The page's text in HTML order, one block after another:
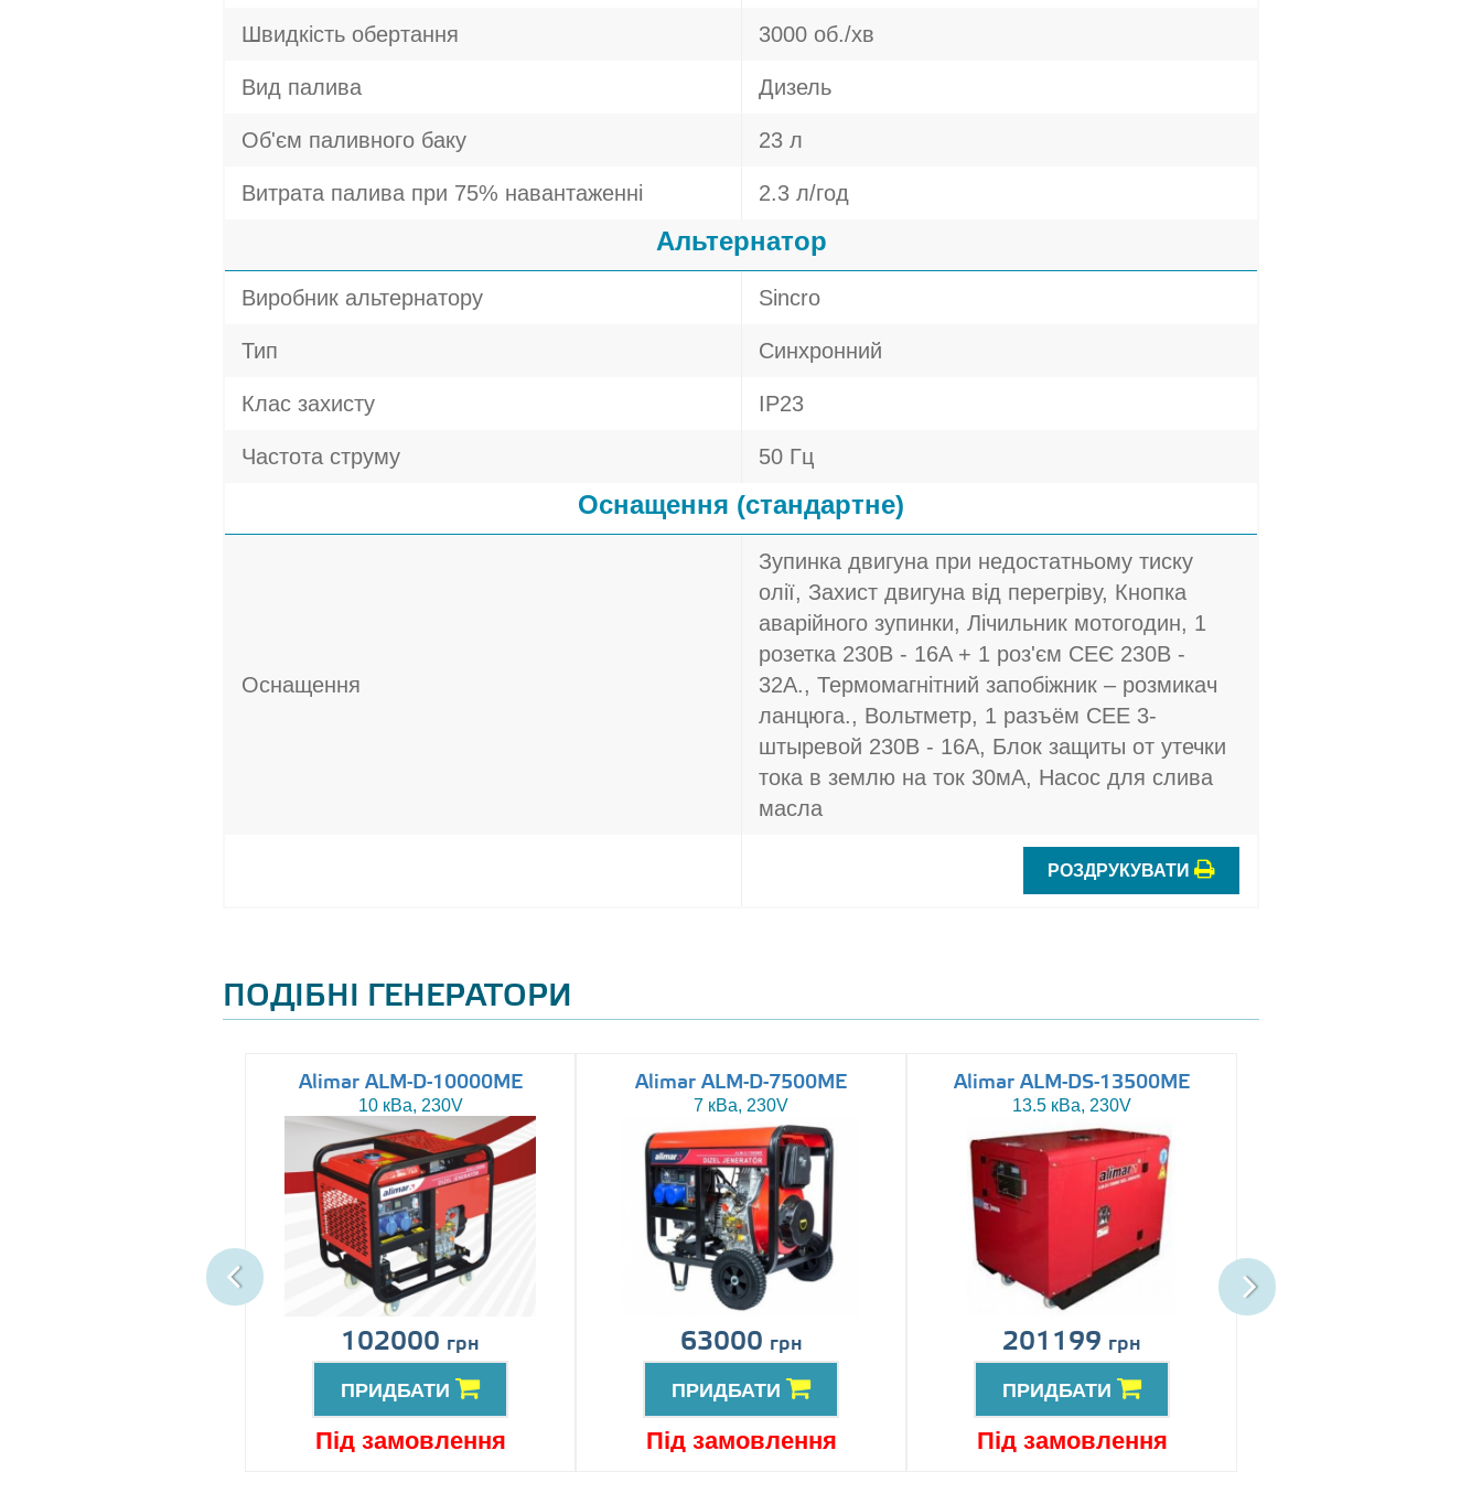
Швидкість обертання 3000 об./хв
Вид палива Дизель
Об'єм паливного баку 23 л
Витрата палива при 75% навантаженні 2.3 л/год
Альтернатор
Виробник альтернатору Sincro
Тип Синхронний
Клас захисту IP23
Частота струму 50 Гц
Оснащення (стандартне)
Оснащення
Зупинка двигуна при недостатньому тиску
олії, Захист двигуна від перегріву, Кнопка
аварійного зупинки, Лічильник мотогодин, 1
розетка 230В - 16A + 1 роз'єм СЕЄ 230В -
32A., Термомагнітний запобіжник – розмикач
ланцюга., Вольтметр, 1 разъём CEE 3-
штыревой 230В - 16A, Блок защиты от утечки
тока в землю на ток 30мА, Насос для слива
масла
РОЗДРУКУВАТИ
ПОДІБНІ ГЕНЕРАТОРИ
Alimar ALM-D-10000ME
10 кВа, 230V
102000 грн
ПРИДБАТИ
Під замовлення
Alimar ALM-D-7500ME
7 кВа, 230V
63000 грн
ПРИДБАТИ
Під замовлення
Alimar ALM-DS-13500ME
13.5 кВа, 230V
201199 грн
ПРИДБАТИ
Під замовлення